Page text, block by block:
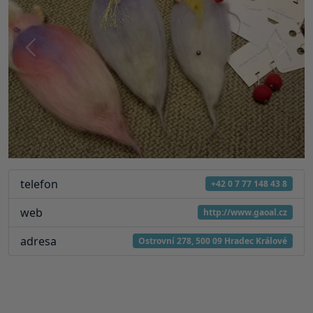
Předchozí Další
telefon +42 0 7 77 148 43 8
web http://www.gaoal.cz
adresa Ostrovní 278, 500 09 Hradec Králové